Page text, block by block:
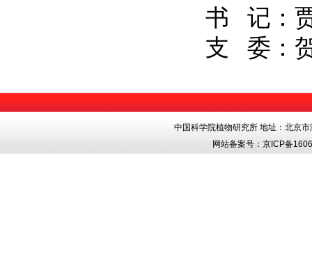
书 记：
支 委：
中国科学院植物研究所 地址：北京
网站备案号：京ICP备